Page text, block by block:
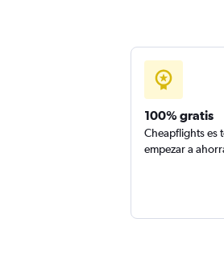
100% gratis
Cheapflights es
empezar a